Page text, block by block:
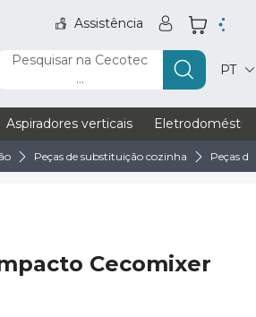
Assistência
Pesquisar na Cecotec
...
PT
Aspiradores verticais
Peças de substituição cozinha Peças
Cecomixer